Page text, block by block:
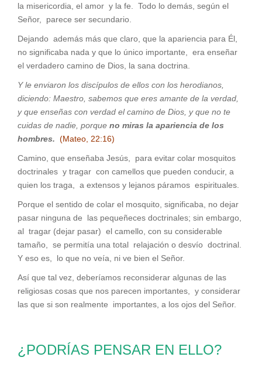
la misericordia, el amor y la fe. Todo lo demás, según el
Señor, parece ser secundario.
Dejando además más que claro, que la apariencia para Él,
no significaba nada y que lo único importante, era enseñar
el verdadero camino de Dios, la sana doctrina.
Y le enviaron los discípulos de ellos con los herodianos,
diciendo: Maestro, sabemos que eres amante de la verdad,
y que enseñas con verdad el camino de Dios, y que no te
cuidas de nadie, porque no miras la apariencia de los
hombres. (Mateo, 22:16)
Camino, que enseñaba Jesús, para evitar colar mosquitos
doctrinales y tragar con camellos que pueden conducir, a
quien los traga, a extensos y lejanos páramos espirituales.
Porque el sentido de colar el mosquito, significaba, no dejar
pasar ninguna de las pequeñeces doctrinales; sin embargo,
al tragar (dejar pasar) el camello, con su considerable
tamaño, se permitía una total relajación o desvío doctrinal.
Y eso es, lo que no veía, ni ve bien el Señor.
Así que tal vez, deberíamos reconsiderar algunas de las
religiosas cosas que nos parecen importantes, y considerar
las que si son realmente importantes, a los ojos del Señor.
¿PODRÍAS PENSAR EN ELLO?